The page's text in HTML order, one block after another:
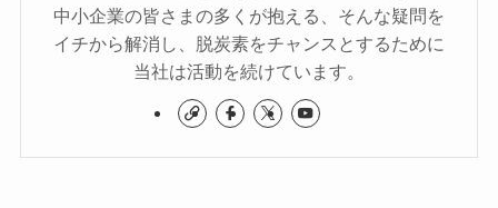
中小企業の皆さまの多くが抱える、そんな疑問を
イチから解消し、脱炭素をチャンスとするために
当社は活動を続けています。